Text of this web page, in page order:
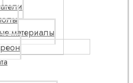
материалы